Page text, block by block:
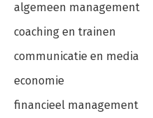
algemeen management
coaching en trainen
communicatie en media
economie
financieel management